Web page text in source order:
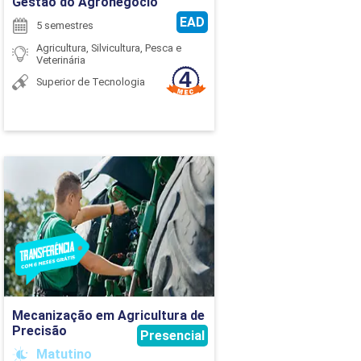
54
54
54
96
54
54
54
54
EAD
5 semestres
Agricultura, Silvicultura, Pesca e
Veterinária
Superior de Tecnologia
Mecanização em Agricultura de
Precisão
Matutino
Presencial
Mecanização em
Agricultura de Precisão
Detalhes do curso
Ir para Inscrição